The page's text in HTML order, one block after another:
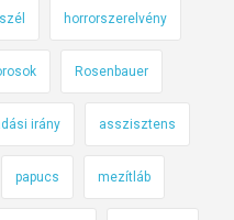
horrorszerelvény
Rosenbauer
irány asszisztens
papucs mezítláb